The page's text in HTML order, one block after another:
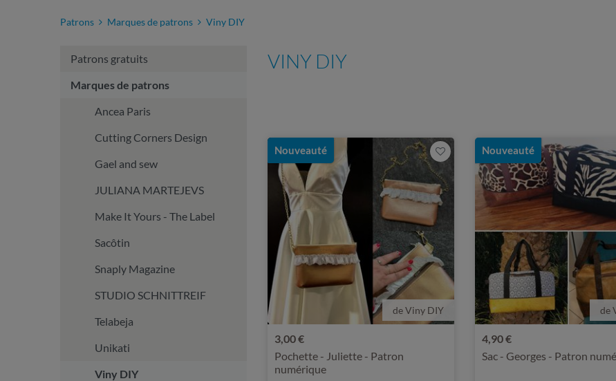
Patrons Marques de patrons Viny DIY
Patrons gratuits
Marques de patrons
Ancea Paris
Cutting Corners Design
Gael and sew
JULIANA MARTEJEVS
Make It Yours - The Label
Sacôtin
Snaply Magazine
STUDIO SCHNITTREIF
Telabeja
Unikati
Viny DIY
VINY DIY
Nouveauté
de Viny DIY
3,00 €
Pochette - Juliette - Patron
numérique
Nouveauté
de
4,90 €
Sac - Georges - Patron